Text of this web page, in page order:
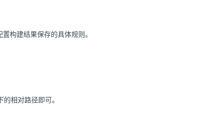
构建结果保存的具体规则。
相对路径即可。